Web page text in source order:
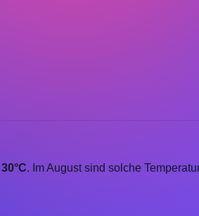
30°C. Im August sind solche